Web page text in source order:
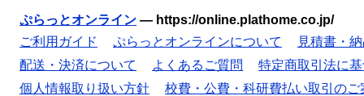
ぷらっとオンライン — https://online.plathome.co.jp/
ご利用ガイド
ぷらっとオンラインについて
見積書・
配送・決済について
よくあるご質問
特定商取引法に
個人情報取り扱い方針
校費・公費・科研費払い取引のご